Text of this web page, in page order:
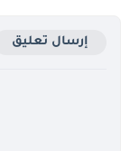
إرسال تعليق